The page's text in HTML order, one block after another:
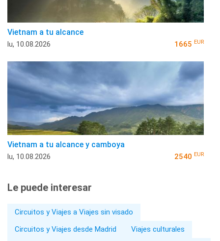
Vietnam a tu alcance
lu, 10.08.2026 1665 EUR
Vietnam a tu alcance y camboya
lu, 10.08.2026 2540 EUR
Le puede interesar
Circuitos y Viajes a Viajes sin visado
Circuitos y Viajes desde Madrid
Viajes culturales